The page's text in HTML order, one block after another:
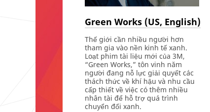
Green Works (US, English)
Thế giới cần nhiều người hơn
tham gia vào nền kinh tế xanh.
Loạt phim tài liệu mới của 3M,
“Green Works,” tôn vinh năm
người đang nỗ lực giải quyết các
thách thức về khí hậu và nhu cầu
cấp thiết về việc có thêm nhiều
nhân tài để hỗ trợ quá trình
chuyển đổi xanh.